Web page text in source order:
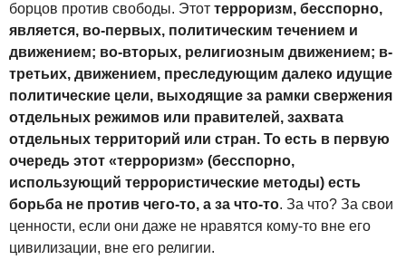
борцов против свободы. Этот терроризм, бесспорно,
является, во-первых, политическим течением и
движением; во-вторых, религиозным движением; в-
третьих, движением, преследующим далеко идущие
политические цели, выходящие за рамки свержения
отдельных режимов или правителей, захвата
отдельных территорий или стран. То есть в первую
очередь этот «терроризм» (бесспорно,
использующий террористические методы) есть
борьба не против чего-то, а за что-то. За что? За свои
ценности, если они даже не нравятся кому-то вне его
цивилизации, вне его религии.